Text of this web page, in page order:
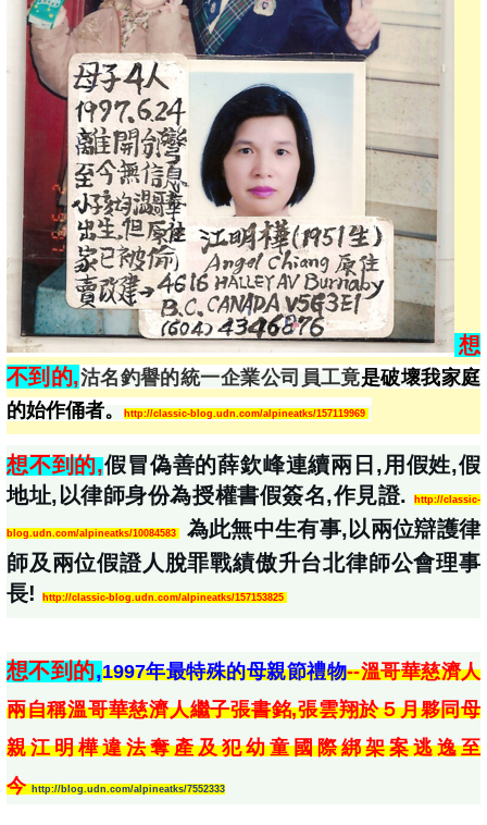
想
不到的,沽名釣譽的統一企業公司員工竟是破壞我家庭
的始作俑者。 http://classic-blog.udn.com/alpineatks/157119969
想不到的,假冒偽善的薛欽峰連續兩日,用假姓,假
地址,以律師身份為授權書假簽名,作見證.
http://classic-
blog.udn.com/alpineatks/10084583
為此無中生有事,以兩位辯護律
師及兩位假證人脫罪戰績傲升台北律師公會理事
長!
http://classic-blog.udn.com/alpineatks/157153825
想不到的,1997年最特殊的母親節禮物--溫哥華慈濟人
兩自稱溫哥華慈濟人繼子張書銘,張雲翔於５月夥同母
親江明樺違法奪產及犯幼童國際綁架案逃逸至
今http://blog.udn.com/alpineatks/7552333